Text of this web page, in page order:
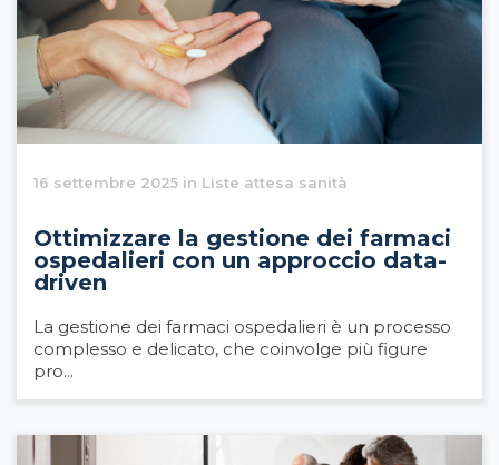
16 settembre 2025 in Liste attesa sanità
Ottimizzare la gestione dei farmaci
ospedalieri con un approccio data-
driven
La gestione dei farmaci ospedalieri è un processo
complesso e delicato, che coinvolge più figure
pro...